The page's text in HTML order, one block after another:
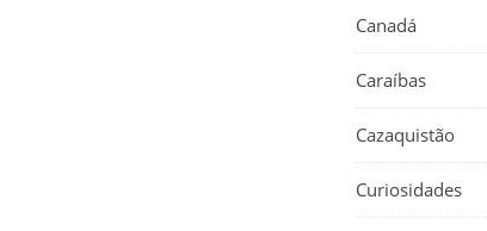
Canadá
Caraíbas
Cazaquistão
Curiosidades